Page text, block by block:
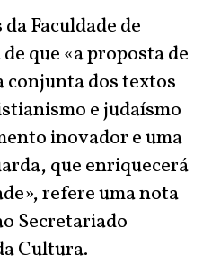
Faculdade de
que «a proposta de
conjunta dos textos
e judaísmo
inovador e uma
que enriquecerá
refere uma nota
Secretariado
Cultura.